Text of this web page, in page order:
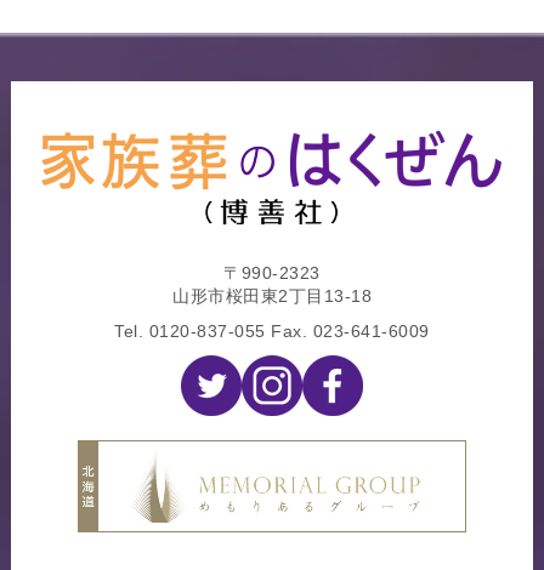
〒990-2323
山形市桜田東2丁目13-18
Tel. 0120-837-055 Fax. 023-641-6009